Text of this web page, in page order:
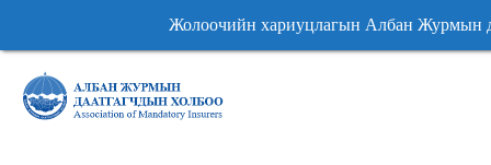
Албан Журмын даатгалын гэрээний
Албан Журмын даатгалын гэрээний